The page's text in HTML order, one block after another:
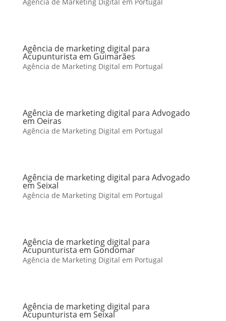
Agência de marketing digital para
Acupunturista em Guimarães
Agência de Marketing Digital em Portugal
Agência de marketing digital para Advogado
em Oeiras
Agência de Marketing Digital em Portugal
Agência de marketing digital para Advogado
em Seixal
Agência de Marketing Digital em Portugal
Agência de marketing digital para
Acupunturista em Gondomar
Agência de Marketing Digital em Portugal
Agência de marketing digital para
Acupunturista em Seixal